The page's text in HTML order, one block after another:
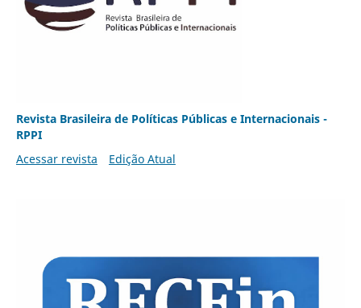
Revista Brasileira de Políticas Públicas e Internacionais -
RPPI
Acessar revista
Edição Atual